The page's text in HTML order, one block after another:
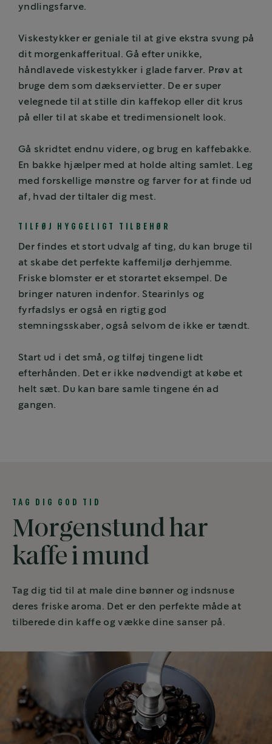
yndlingsfarve.
Viskestykker er geniale til at give ekstra svung på
dit morgenkafferitual. Gå efter unikke,
håndlavede viskestykker i glade farver. Prøv at
bruge dem som dækservietter. De er super
velegnede til at stille din kaffekop eller dit krus
på eller til at skabe et tredimensionelt look.
Gå skridtet endnu videre, og brug en kaffebakke.
En bakke hjælper med at holde alting samlet. Leg
med forskellige mønstre og farver for at finde ud
af, hvad der tiltaler dig mest.
TILFØJ HYGGELIGT TILBEHØR
Der findes et stort udvalg af ting, du kan bruge til
at skabe det perfekte kaffemiljø derhjemme.
Friske blomster er et storartet eksempel. De
bringer naturen indenfor. Stearinlys og
fyrfadslys er også en rigtig god
stemningsskaber, også selvom de ikke er tændt.
Start ud i det små, og tilføj tingene lidt
efterhånden. Det er ikke nødvendigt at købe et
helt sæt. Du kan bare samle tingene én ad
gangen.
TAG DIG GOD TID
Morgenstund har
kaffe i mund
Tag dig tid til at male dine bønner og indsnuse
deres friske aroma. Det er den perfekte måde at
tilberede din kaffe og vække dine sanser på.